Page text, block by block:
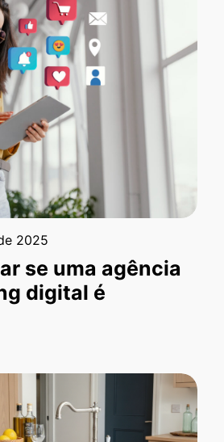
2025
se uma agência
digital é